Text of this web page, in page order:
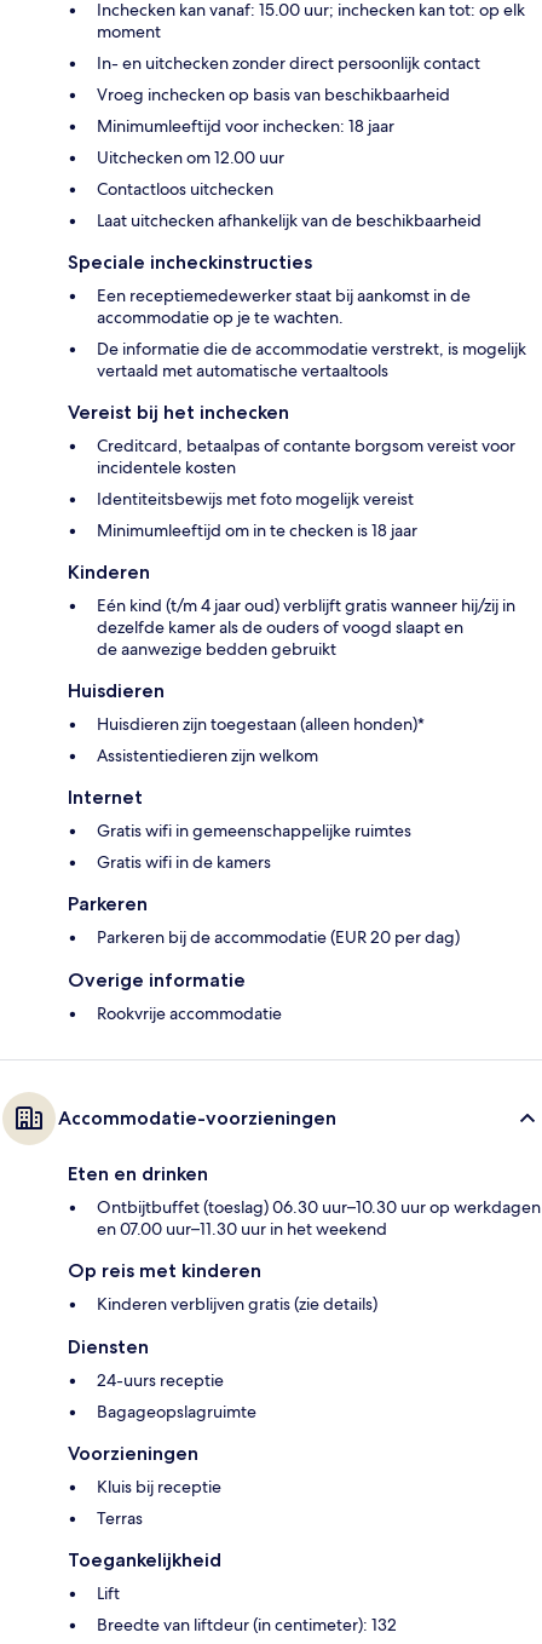
Inchecken kan vanaf: 15.00 uur; inchecken kan tot: op elk
moment
In- en uitchecken zonder direct persoonlijk contact
Vroeg inchecken op basis van beschikbaarheid
Minimumleeftijd voor inchecken: 18 jaar
Uitchecken om 12.00 uur
Contactloos uitchecken
Laat uitchecken afhankelijk van de beschikbaarheid
Speciale incheckinstructies
Een receptiemedewerker staat bij aankomst in de
accommodatie op je te wachten.
De informatie die de accommodatie verstrekt, is mogelijk
vertaald met automatische vertaaltools
Vereist bij het inchecken
Creditcard, betaalpas of contante borgsom vereist voor
incidentele kosten
Identiteitsbewijs met foto mogelijk vereist
Minimumleeftijd om in te checken is 18 jaar
Kinderen
Eén kind (t/m 4 jaar oud) verblijft gratis wanneer hij/zij in
dezelfde kamer als de ouders of voogd slaapt en
de aanwezige bedden gebruikt
Huisdieren
Huisdieren zijn toegestaan (alleen honden)*
Assistentiedieren zijn welkom
Internet
Gratis wifi in gemeenschappelijke ruimtes
Gratis wifi in de kamers
Parkeren
Parkeren bij de accommodatie (EUR 20 per dag)
Overige informatie
Rookvrije accommodatie
Accommodatie-voorzieningen
Eten en drinken
Ontbijtbuffet (toeslag) 06.30 uur–10.30 uur op werkdagen
en 07.00 uur–11.30 uur in het weekend
Op reis met kinderen
Kinderen verblijven gratis (zie details)
Diensten
24-uurs receptie
Bagageopslagruimte
Voorzieningen
Kluis bij receptie
Terras
Toegankelijkheid
Lift
Breedte van liftdeur (in centimeter): 132